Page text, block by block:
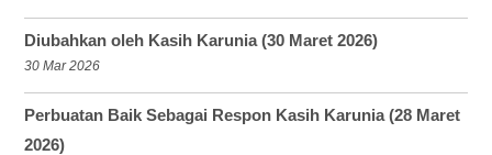
Diubahkan oleh Kasih Karunia (30 Maret 2026)
30 Mar 2026
Perbuatan Baik Sebagai Respon Kasih Karunia (28 Maret
2026)